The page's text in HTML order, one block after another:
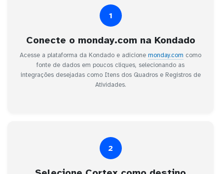
1
Conecte o monday.com na Kondado
Acesse a plataforma da Kondado e adicione monday.com como
fonte de dados em poucos cliques, selecionando as
integrações desejadas como Itens dos Quadros e Registros de
Atividades.
2